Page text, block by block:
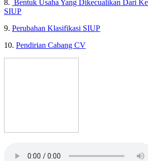
8. Bentuk Usaha Yang Dikecualikan Dari
SIUP
9. Perubahan Klasifikasi SIUP
10. Pendirian Cabang CV